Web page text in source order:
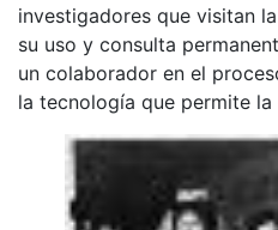
investigadores que visitan
su uso y consulta
un colaborador en el
la tecnología que permite